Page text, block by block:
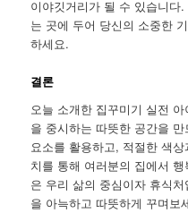
이야깃거리가 될 수 있습니다
는 곳에 두어 당신의 소중한
하세요.
결론
오늘 소개한 집꾸미기 실전
을 중시하는 따뜻한 공간을
요소를 활용하고, 적절한 색
치를 통해 여러분의 집에서
은 우리 삶의 중심이자 휴식
을 아늑하고 따뜻하게 꾸며보